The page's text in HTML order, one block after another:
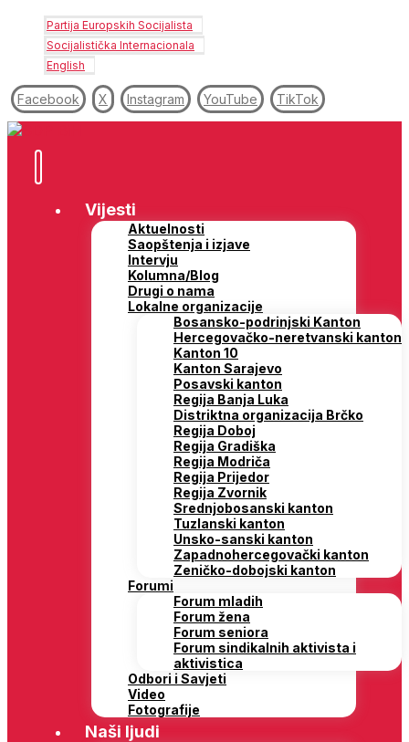
Partija Europskih Socijalista
Socijalistička Internacionala
English
Facebook X Instagram YouTube TikTok
Vijesti
Aktuelnosti
Saopštenja i izjave
Intervju
Kolumna/Blog
Drugi o nama
Lokalne organizacije
Bosansko-podrinjski Kanton
Hercegovačko-neretvanski kanton
Kanton 10
Kanton Sarajevo
Posavski kanton
Regija Banja Luka
Distriktna organizacija Brčko
Regija Doboj
Regija Gradiška
Regija Modriča
Regija Prijedor
Regija Zvornik
Srednjobosanski kanton
Tuzlanski kanton
Unsko-sanski kanton
Zapadnohercegovački kanton
Zeničko-dobojski kanton
Forumi
Forum mladih
Forum žena
Forum seniora
Forum sindikalnih aktivista i
aktivistica
Odbori i Savjeti
Video
Fotografije
Naši ljudi